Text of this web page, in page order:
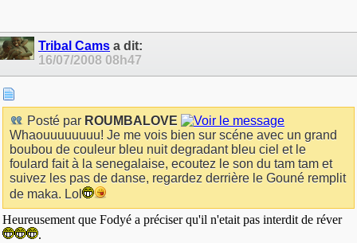
Tribal Cams a dit:
16/07/2008 08h47
Posté par ROUMBALOVE
Whaouuuuuuuu! Je me vois bien sur scéne avec un grand
boubou de couleur bleu nuit degradant bleu ciel et le
foulard fait à la senegalaise, ecoutez le son du tam tam et
suivez les pas de danse, regardez derrière le Gouné remplit
de maka. Lol
Heureusement que Fodyé a préciser qu'il n'etait pas interdit de réver
.